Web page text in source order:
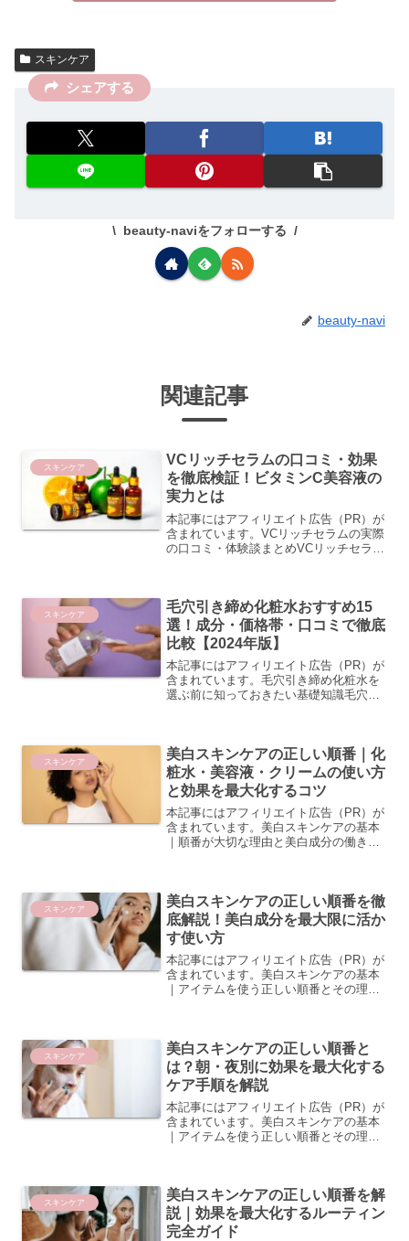
スキンケア
シェアする
beauty-naviをフォローする
beauty-navi
関連記事
スキンケア
VCリッチセラムの口コミ・効果
を徹底検証！ビタミンC美容液の
実力とは
本記事にはアフィリエイト広告（PR）が
含まれています。VCリッチセラムの実際
の口コミ・体験談まとめVCリッチセラム
とができます。ここ...
スキンケア
毛穴引き締め化粧水おすすめ15
選！成分・価格帯・口コミで徹底
比較【2024年版】
本記事にはアフィリエイト広告（PR）が
含まれています。毛穴引き締め化粧水を
選ぶ前に知っておきたい基礎知識毛穴が
弾力低下」の3つです。皮...
スキンケア
美白スキンケアの正しい順番｜化
粧水・美容液・クリームの使い方
と効果を最大化するコツ
本記事にはアフィリエイト広告（PR）が
含まれています。美白スキンケアの基本
｜順番が大切な理由と美白成分の働き順
を実感できないという方...
スキンケア
美白スキンケアの正しい順番を徹
底解説！美白成分を最大限に活か
す使い方
本記事にはアフィリエイト広告（PR）が
含まれています。美白スキンケアの基本
｜アイテムを使う正しい順番とその理由
方は、アイテムを使う「順...
スキンケア
美白スキンケアの正しい順番と
は？朝・夜別に効果を最大化する
ケア手順を解説
本記事にはアフィリエイト広告（PR）が
含まれています。美白スキンケアの基本
｜アイテムを使う正しい順番とその理由
という方は少なくありま...
スキンケア
美白スキンケアの正しい順番を解
説｜効果を最大化するルーティン
完全ガイド